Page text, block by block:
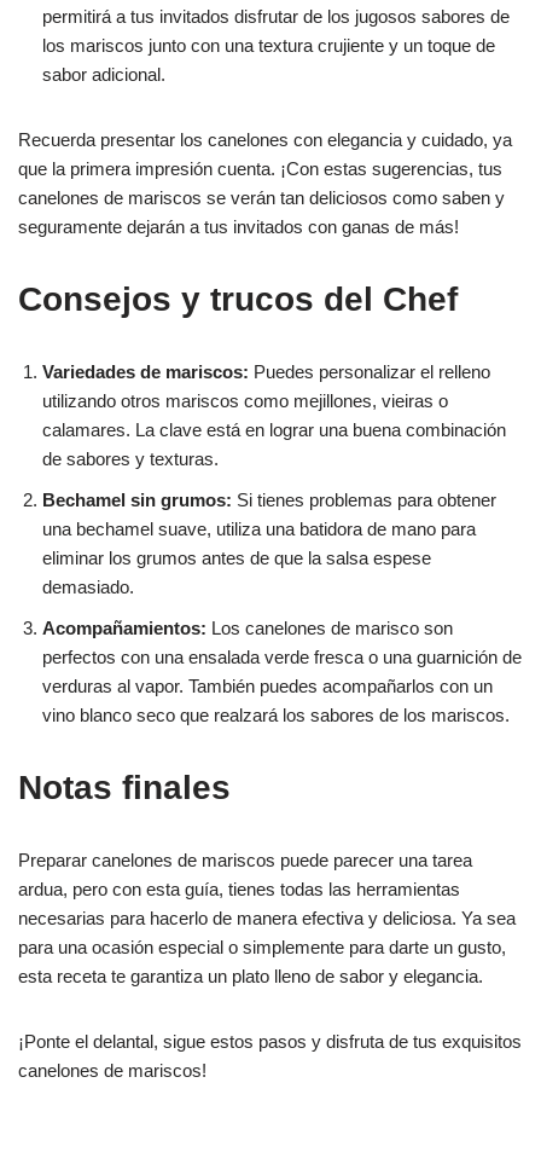
permitirá a tus invitados disfrutar de los jugosos sabores de
los mariscos junto con una textura crujiente y un toque de
sabor adicional.
Recuerda presentar los canelones con elegancia y cuidado, ya
que la primera impresión cuenta. ¡Con estas sugerencias, tus
canelones de mariscos se verán tan deliciosos como saben y
seguramente dejarán a tus invitados con ganas de más!
Consejos y trucos del Chef
Variedades de mariscos: Puedes personalizar el relleno
utilizando otros mariscos como mejillones, vieiras o
calamares. La clave está en lograr una buena combinación
de sabores y texturas.
Bechamel sin grumos: Si tienes problemas para obtener
una bechamel suave, utiliza una batidora de mano para
eliminar los grumos antes de que la salsa espese
demasiado.
Acompañamientos: Los canelones de marisco son
perfectos con una ensalada verde fresca o una guarnición de
verduras al vapor. También puedes acompañarlos con un
vino blanco seco que realzará los sabores de los mariscos.
Notas finales
Preparar canelones de mariscos puede parecer una tarea
ardua, pero con esta guía, tienes todas las herramientas
necesarias para hacerlo de manera efectiva y deliciosa. Ya sea
para una ocasión especial o simplemente para darte un gusto,
esta receta te garantiza un plato lleno de sabor y elegancia.
¡Ponte el delantal, sigue estos pasos y disfruta de tus exquisitos
canelones de mariscos!